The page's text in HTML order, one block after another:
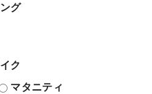
グ
ク
マタニティ